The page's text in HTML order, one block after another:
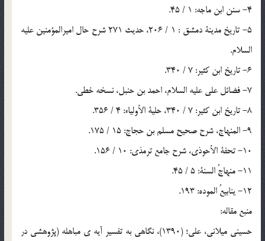
4- سنن ابن ماجه: 1 / 45.
5- تاریخ مدینة دمشق : 1 / 206، حدیث 271 شرح حال امیرالمؤمنین علیه
السلام.
6- تاریخ ابن کثیر: 7 / 340.
7- فضائل على علیه السلام، احمد بن حنبل، نسخه خطى.
8- تاریخ ابن کثیر: 7 / 340، حلیة الأولیاء: 4 / 356.
9- المنهاج، شرح صحیح مسلم بن حجاج: 15 / 175.
10- تحفة الأحوذى، شرح جامع ترمذى: 10 / 156.
11- منهاجُ السنة: 5 / 45.
12- ینابیعُ الموده: 193.
منبع مقاله:
حسینی میلانی، علی؛ (1390)، نگاهی به تفسیر آیه ی مباهله (پژوهشی در